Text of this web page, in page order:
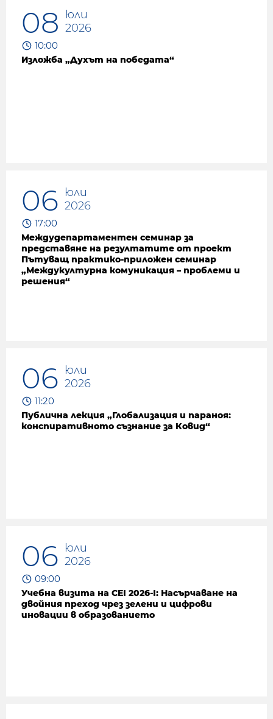
08
юли
2026
10:00
Изложба „Духът на победата“
06 юли
2026
17:00
Междудепартаментен семинар за
представяне на резултатите от проект
Пътуващ практико-приложен семинар
„Междукултурна комуникация – проблеми и
решения“
06 юли
2026
11:20
Публична лекция „Глобализация и параноя:
конспиративното съзнание за Ковид“
06 юли
2026
09:00
Учебна визита на CEI 2026-I: Насърчаване на
двойния преход чрез зелени и цифрови
иновации в образованието